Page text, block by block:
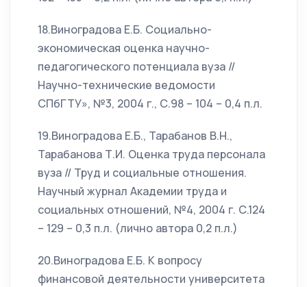
18.Виноградова Е.Б. Социально-
экономическая оценка научно-
педагогического потенциала вуза //
Научно-технические ведомости
СПбГТУ», №3, 2004 г., С.98 – 104 – 0,4 п.л.
19.Виноградова Е.Б., Тарабанов В.Н.,
Тарабанова Т.И. Оценка труда персонала
вуза // Труд и социальные отношения.
Научный журнал Академии труда и
социальных отношений, №4, 2004 г. С.124
– 129 – 0,3 п.л. (лично автора 0,2 п.л.)
20.Виноградова Е.Б. К вопросу
финансовой деятельности университета